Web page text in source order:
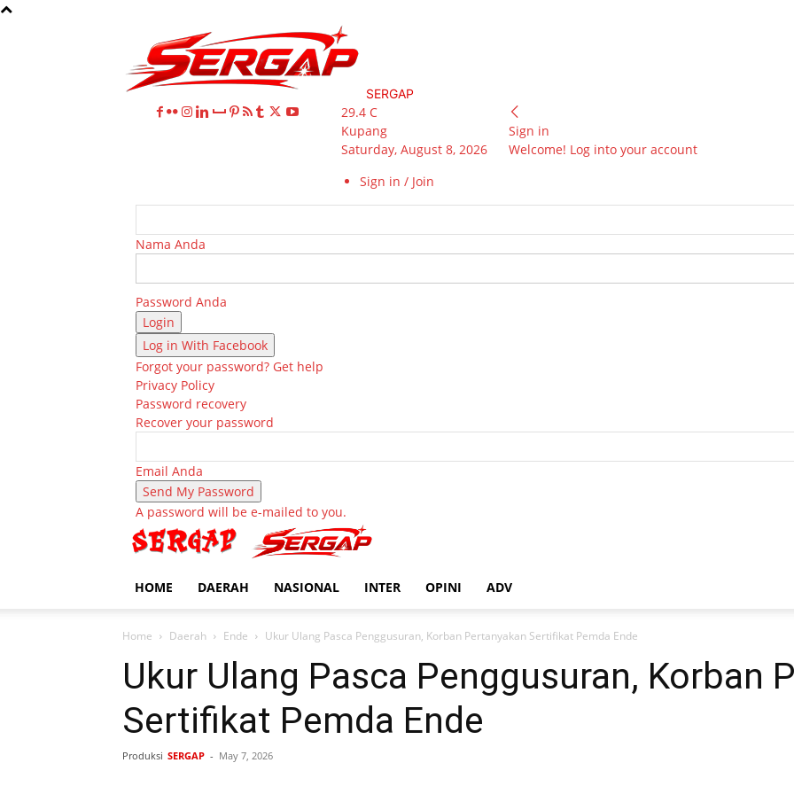
SERGAP
29.4 C
Kupang
Saturday, August 8, 2026
Sign in / Join
Sign in
Welcome! Log into your account
Nama Anda
Password Anda
Log in With Facebook
Forgot your password? Get help
Privacy Policy
Password recovery
Recover your password
Email Anda
A password will be e-mailed to you.
HOME DAERAH NASIONAL INTER OPINI ADV
Home Daerah Ende Ukur Ulang Pasca Penggusuran, Korban Pertanyakan Sertifikat Pemda Ende
Ukur Ulang Pasca Penggusuran, Korban
Sertifikat Pemda Ende
Produksi SERGAP - May 7, 2026